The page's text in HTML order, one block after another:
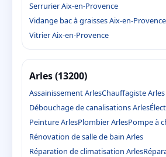
Serrurier Aix-en-Provence
Vidange bac à graisses Aix-en-Provence
Vitrier Aix-en-Provence
Arles (13200)
Assainissement ArlesChauffagiste Arles
Débouchage de canalisations Arles
Peinture ArlesPlombier ArlesPompe à
Rénovation de salle de bain Arles
Réparation de climatisation Arles